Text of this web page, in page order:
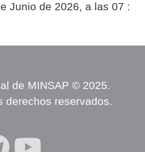
Junio de 2026, a las 07 :
de MINSAP © 2025.
derechos reservados.